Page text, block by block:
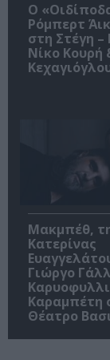
O
Ρόμπερτ
στη Στέγη
Νίκο Κουρή
Μακμπέθ,
Κατερίνας
Γιώργο
Καραμπέτη
Θέατρο